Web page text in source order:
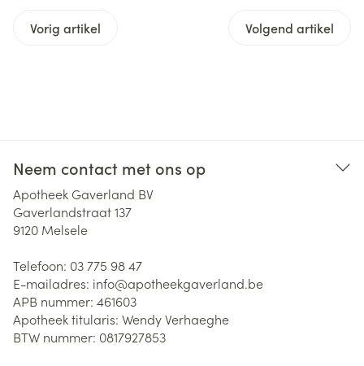
Vorig artikel Volgend artikel
Neem contact met ons op
Apotheek Gaverland BV
Gaverlandstraat 137
9120 Melsele
Telefoon: 03 775 98 47
E-mailadres: info@apotheekgaverland.be
APB nummer: 461603
Apotheek titularis: Wendy Verhaeghe
BTW nummer: 0817927853